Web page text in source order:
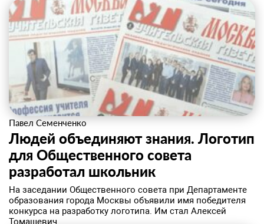
Павел Семенченко
Людей объединяют знания. Логотип
для Общественного совета
разработал школьник
​На заседании Общественного совета при Департаменте
образования города Москвы объявили имя победителя
конкурса на разработку логотипа. Им стал Алексей
Томашевич...